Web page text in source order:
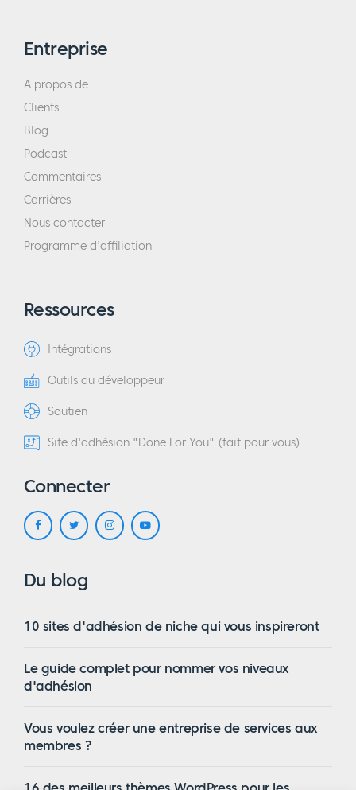
Entreprise
A propos de
Clients
Blog
Podcast
Commentaires
Carrières
Nous contacter
Programme d'affiliation
Ressources
Intégrations
Outils du développeur
Soutien
Site d'adhésion "Done For You" (fait pour vous)
Connecter
Du blog
10 sites d'adhésion de niche qui vous inspireront
Le guide complet pour nommer vos niveaux
d'adhésion
Vous voulez créer une entreprise de services aux
membres ?